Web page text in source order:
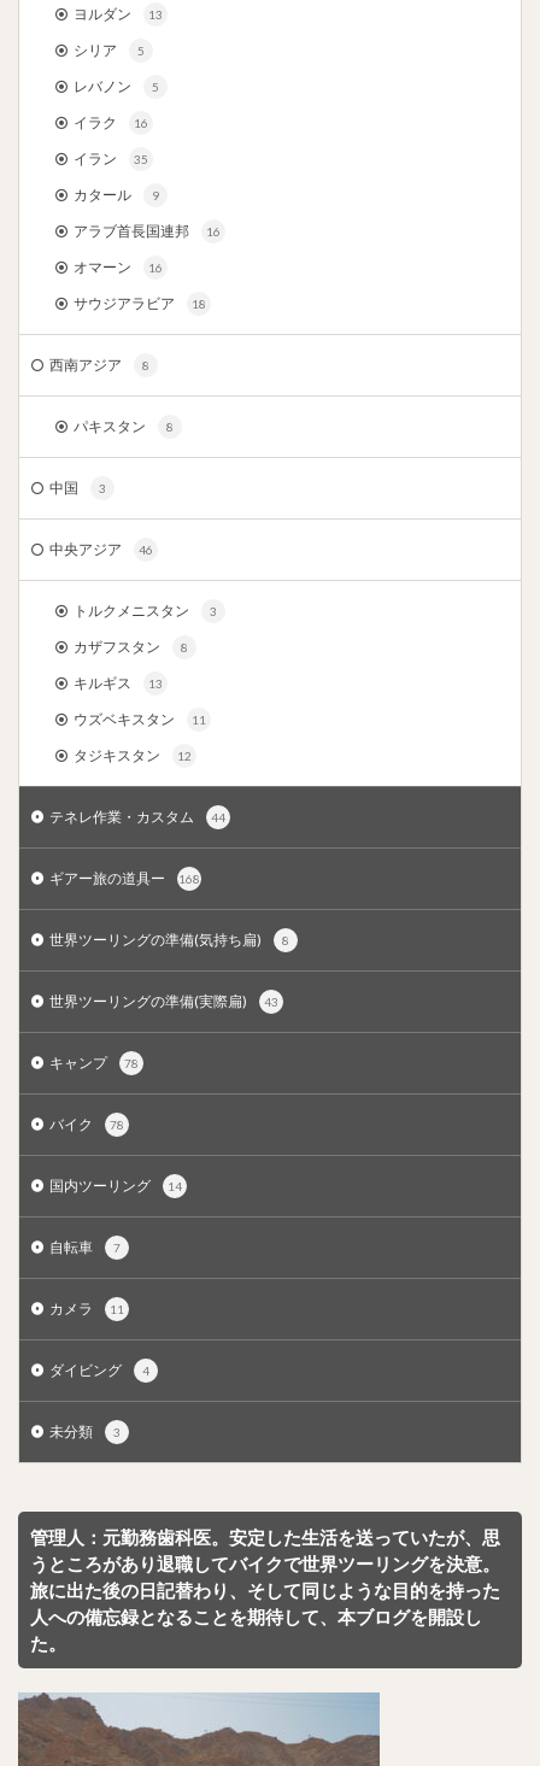
ヨルダン 13
シリア 5
レバノン 5
イラク 16
イラン 35
カタール 9
アラブ首長国連邦 16
オマーン 16
サウジアラビア 18
西南アジア 8
パキスタン 8
中国 3
中央アジア 46
トルクメニスタン 3
カザフスタン 8
キルギス 13
ウズベキスタン 11
タジキスタン 12
テネレ作業・カスタム 44
ギアー旅の道具ー 168
世界ツーリングの準備(気持ち扁) 8
世界ツーリングの準備(実際扁) 43
キャンプ 78
バイク 78
国内ツーリング 14
自転車 7
カメラ 11
ダイビング 4
未分類 3
管理人：元勤務歯科医。安定した生活を送っていたが、思
うところがあり退職してバイクで世界ツーリングを決意。
旅に出た後の日記替わり、そして同じような目的を持った
人への備忘録となることを期待して、本ブログを開設し
た。